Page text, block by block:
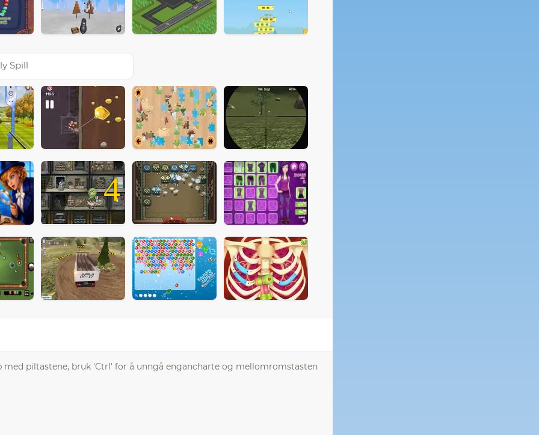
Spill
4
piltastene, bruk 'Ctrl' for å unngå engancharte og mellomromstasten